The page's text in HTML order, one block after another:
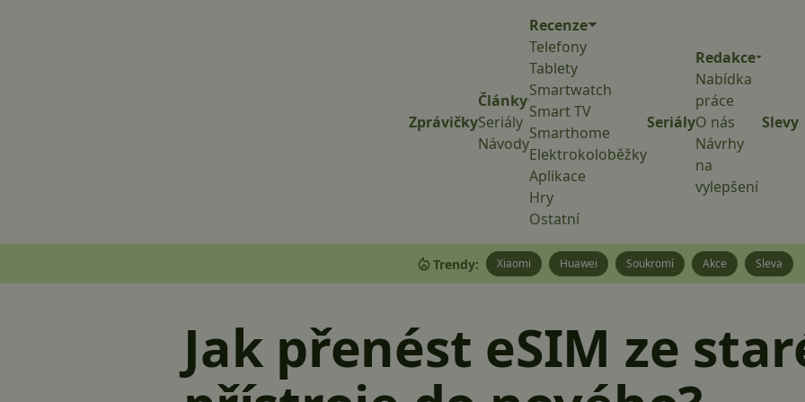
Zprávičky
Články
Seriály
Návody
Recenze
Telefony
Tablety
Smartwatch
Smart TV
Smarthome
Elektrokoloběžky
Aplikace
Hry
Ostatní
Seriály
Redakce
Nabídka
práce
O nás
Návrhy
na
vylepšení
Slevy
Trendy: Xiaomi Huawei Soukromí Akce Sleva
Jak přenést eSIM ze